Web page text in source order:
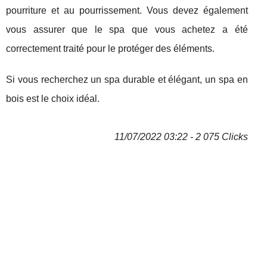
pourriture et au pourrissement. Vous devez également
vous assurer que le spa que vous achetez a été
correctement traité pour le protéger des éléments.
Si vous recherchez un spa durable et élégant, un spa en
bois est le choix idéal.
11/07/2022 03:22 - 2 075 Clicks